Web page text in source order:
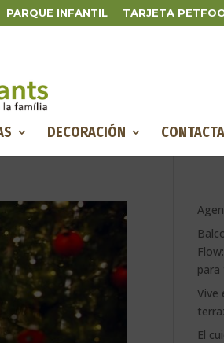
PARQUE INFANTIL TARJETA
DECORACIÓN
para
Vive
El